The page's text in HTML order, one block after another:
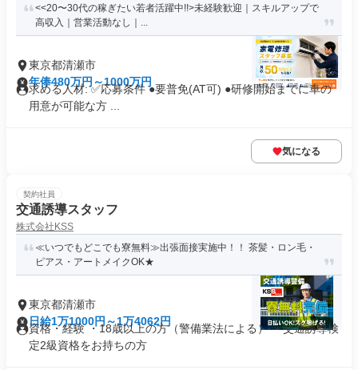
<<20〜30代の稼ぎたい若者活躍中!!>未経験歓迎｜スキルアップで
高収入｜営業活動なし｜...
東京都清瀬市
年俸480万円～1000万円
求める人材: ✅️応募条件 ●要普免(AT可) ●研修開始までに車の
用意が可能な方 ...
気になる
契約社員
交通誘導スタッフ
株式会社KSS
≪いつでもどこでも寮無料≫出張面接実施中！！ 茶髪・ロン毛・
ピアス・アートメイクOK★
東京都清瀬市
日給1万1000円～1万4062円
資格・経験 ・18歳以上の方（警備業法による） ・交通誘導検
定2級資格をお持ちの方